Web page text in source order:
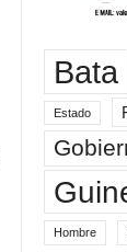
Bata
Estado
Hombre